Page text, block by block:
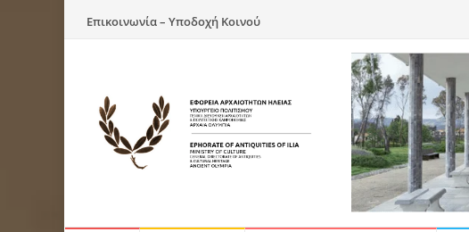
toΕπικοινωνία – Υποδοχή Κοινού